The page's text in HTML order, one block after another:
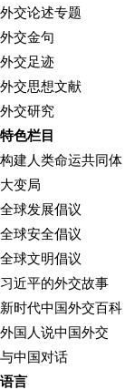
外交论述专题
外交金句
外交足迹
外交思想文献
外交研究
特色栏目
构建人类命运共同体
大变局
全球发展倡议
全球安全倡议
全球文明倡议
习近平的外交故事
新时代中国外交百科
外国人说中国外交
与中国对话
语言